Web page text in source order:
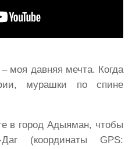
моя давняя мечта. Когда
мурашки по спине
в город Адыяман, чтобы
(координаты GPS: